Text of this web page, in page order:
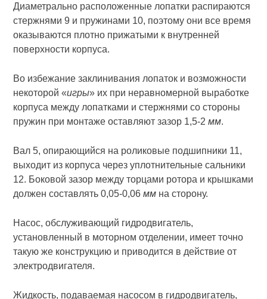
Диаметрально расположенные лопатки распираются
стержнями 9 и пружинами 10, поэтому они все время
оказываются плотно прижатыми к внутренней
поверхности корпуса.
Во избежание заклинивания лопаток и возможности
некоторой «игры» их при неравномерной выработке
корпуса между лопатками и стержнями со стороны
пружин при монтаже оставляют зазор 1,5-2мм.
Вал 5, опирающийся на роликовые подшипники 11,
выходит из корпуса через уплотнительные сальники
12. Боковой зазор между торцами ротора и крышками
должен составлять 0,05-0,06мм на сторону.
Насос, обслуживающий гидродвигатель,
установленный в моторном отделении, имеет точно
такую же конструкцию и приводится в действие от
электродвигателя.
Жидкость, подаваемая насосом в гидродвигатель,